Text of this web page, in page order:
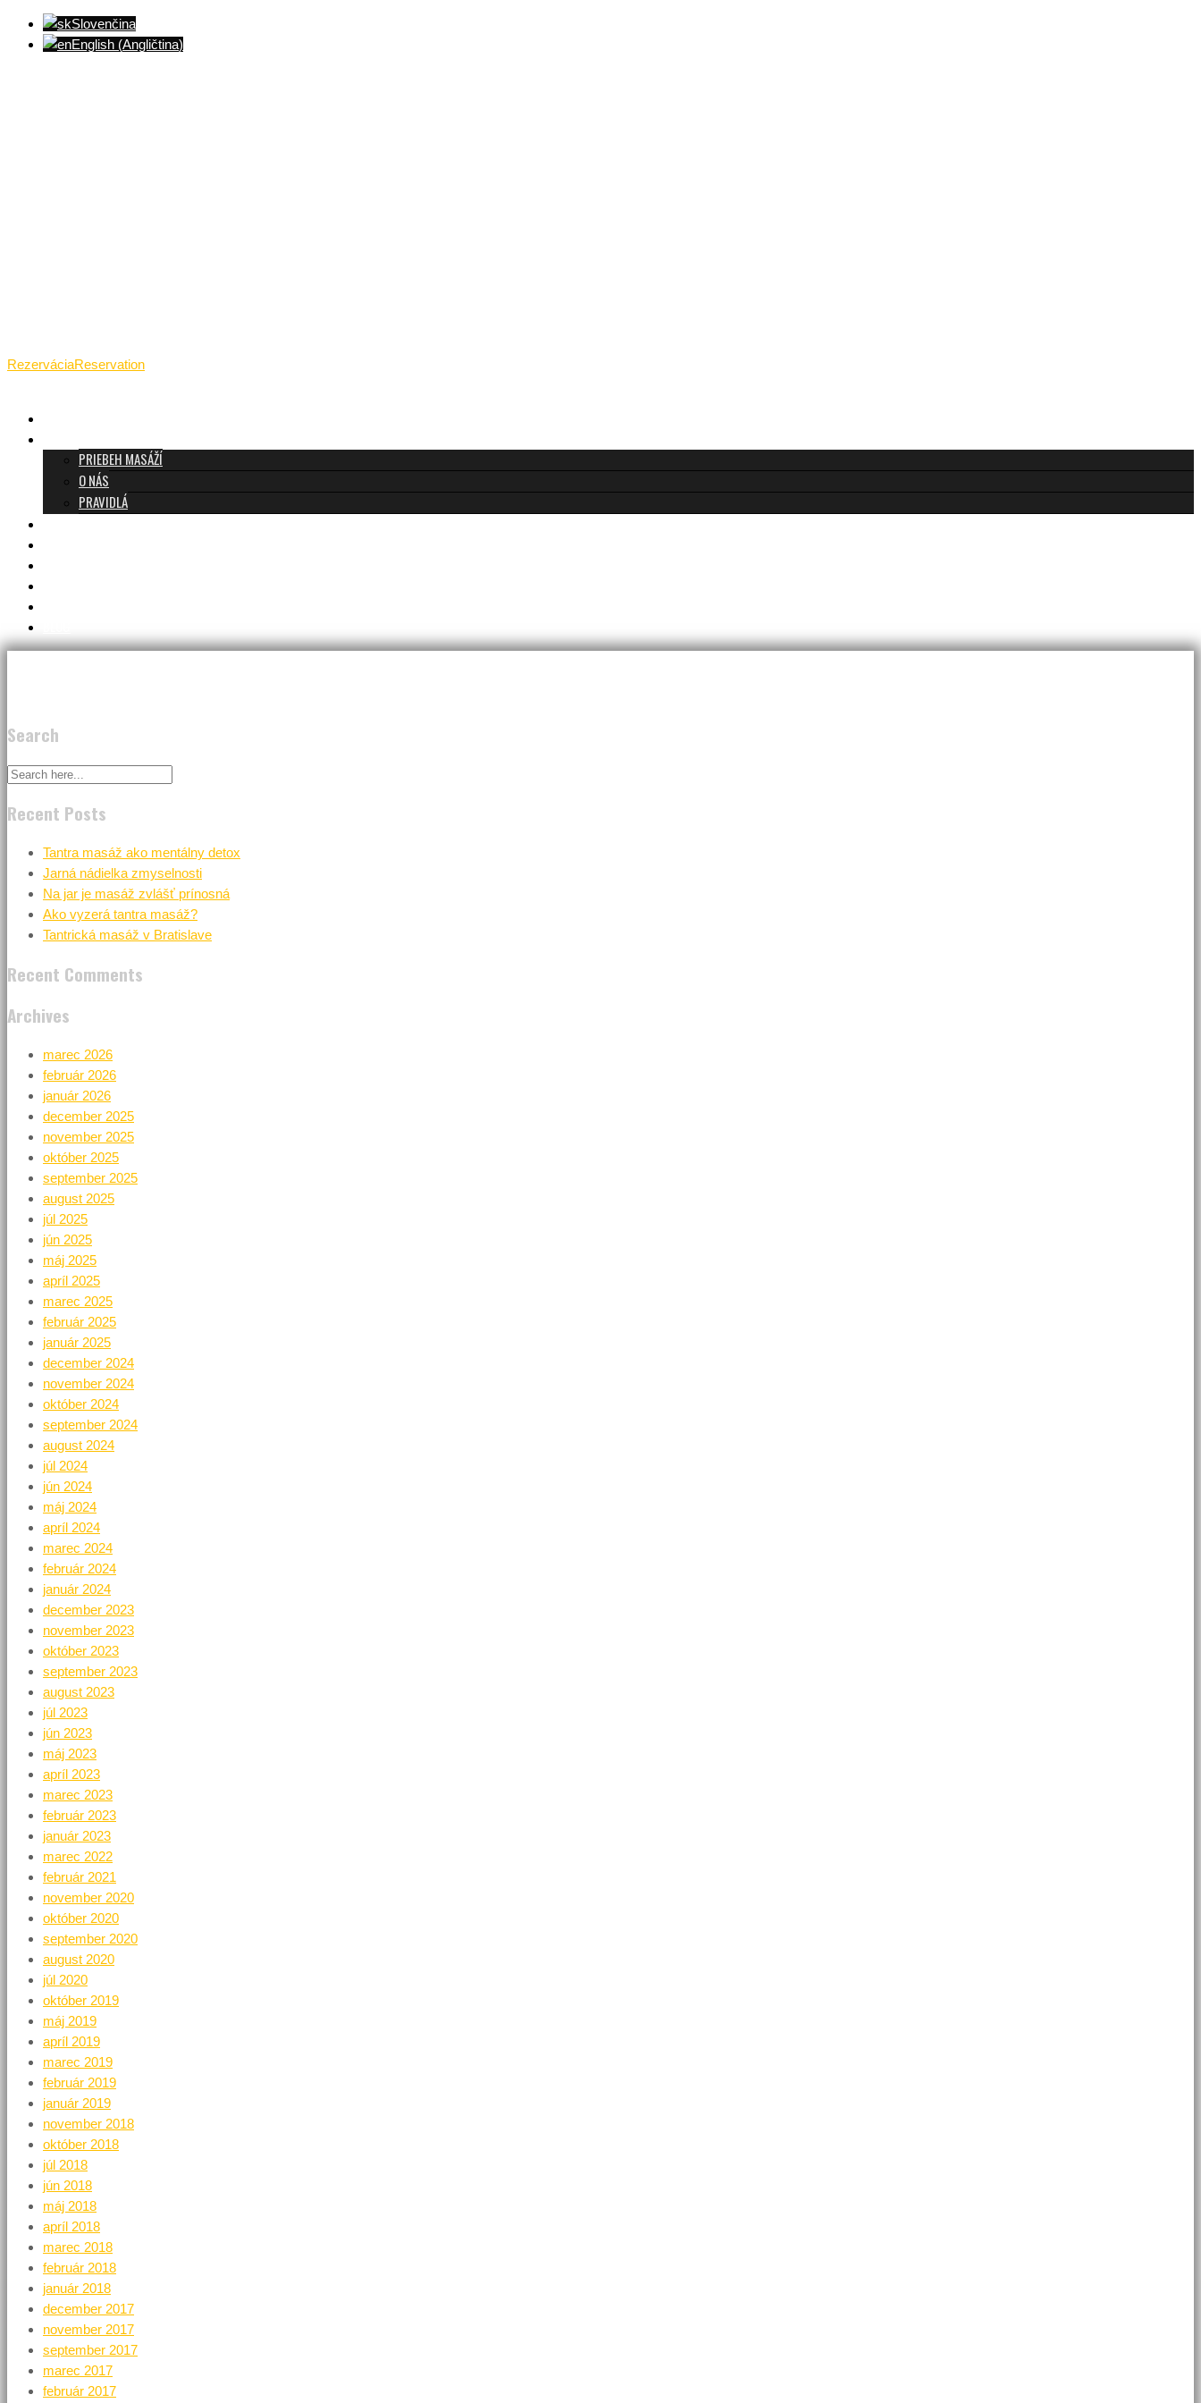
Slovenčina
English (Angličtina)
RezerváciaReservation
PRIEBEH MASÁŽÍ
O NÁS
PRAVIDLÁ
Search
Recent Posts
Tantra masáž ako mentálny detox
Jarná nádielka zmyselnosti
Na jar je masáž zvlášť prínosná
Ako vyzerá tantra masáž?
Tantrická masáž v Bratislave
Recent Comments
Archives
marec 2026
február 2026
január 2026
december 2025
november 2025
október 2025
september 2025
august 2025
júl 2025
jún 2025
máj 2025
apríl 2025
marec 2025
február 2025
január 2025
december 2024
november 2024
október 2024
september 2024
august 2024
júl 2024
jún 2024
máj 2024
apríl 2024
marec 2024
február 2024
január 2024
december 2023
november 2023
október 2023
september 2023
august 2023
júl 2023
jún 2023
máj 2023
apríl 2023
marec 2023
február 2023
január 2023
marec 2022
február 2021
november 2020
október 2020
september 2020
august 2020
júl 2020
október 2019
máj 2019
apríl 2019
marec 2019
február 2019
január 2019
november 2018
október 2018
júl 2018
jún 2018
máj 2018
apríl 2018
marec 2018
február 2018
január 2018
december 2017
november 2017
september 2017
marec 2017
február 2017